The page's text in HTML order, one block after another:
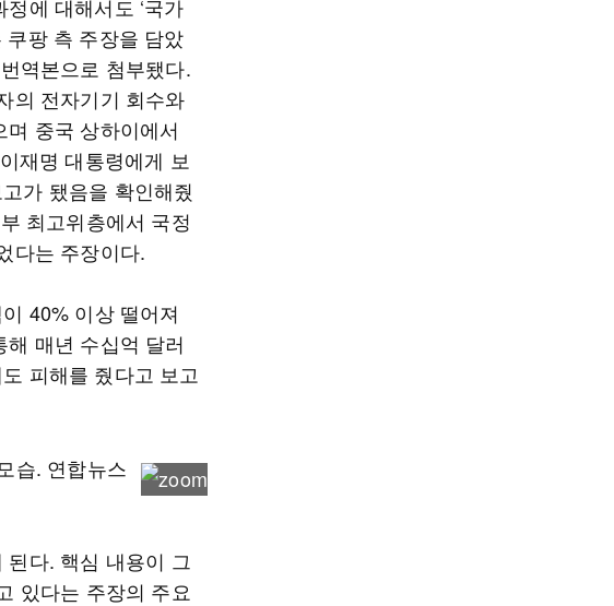
에 대해서도 ‘국가
쿠팡 측 주장을 담았
역본으로 첨부됐다.
의 전자기기 회수와
중국 상하이에서
재명 대통령에게 보
가 됐음을 확인해줬
최고위층에서 국정
다는 주장이다.
40% 이상 떨어져
매년 수십억 달러
피해를 줬다고 보고
다. 핵심 내용이 그
있다는 주장의 주요